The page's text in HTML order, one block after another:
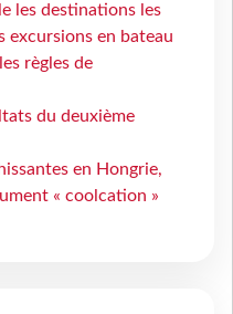
les destinations les
excursions en bateau
règles de
du deuxième
en Hongrie,
« coolcation »